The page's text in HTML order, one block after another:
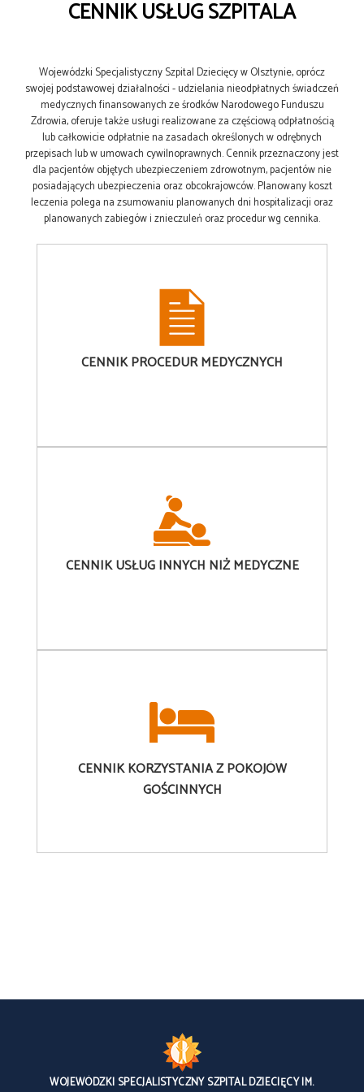
CENNIK USŁUG SZPITALA
Wojewódzki Specjalistyczny Szpital Dziecięcy w Olsztynie, oprócz
swojej podstawowej działalności - udzielania nieodpłatnych świadczeń
medycznych finansowanych ze środków Narodowego Funduszu
Zdrowia, oferuje także usługi realizowane za częściową odpłatnością
lub całkowicie odpłatnie na zasadach określonych w odrębnych
przepisach lub w umowach cywilnoprawnych. Cennik przeznaczony jest
dla pacjentów objętych ubezpieczeniem zdrowotnym, pacjentów nie
posiadających ubezpieczenia oraz obcokrajowców. Planowany koszt
leczenia polega na zsumowaniu planowanych dni hospitalizacji oraz
planowanych zabiegów i znieczuleń oraz procedur wg cennika.
CENNIKPROCEDUR MEDYCZNYCH
CENNIKUSŁUG INNYCH NIŻ MEDYCZNE
CENNIKKORZYSTANIA Z POKOJÓW
GOŚCINNYCH
WOJEWÓDZKI SPECJALISTYCZNY SZPITAL DZIECIĘCY IM.